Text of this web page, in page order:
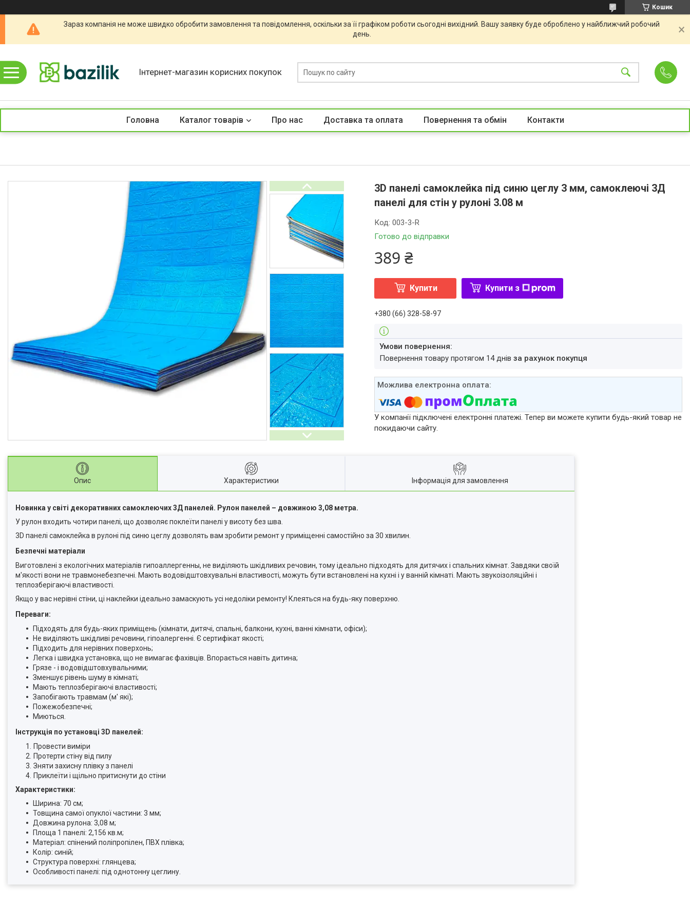
Кошик
Зараз компанія не може швидко обробити замовлення та повідомлення, оскільки за її графіком роботи сьогодні вихідний. Вашу заявку буде оброблено у найближчий робочий
день.
Інтернет-магазин корисних покупок
Головна Каталог товарів Про нас Доставка та оплата Повернення та обмін Контакти
3D панелі самоклейка під синю цеглу 3 мм, самоклеючі 3Д
панелі для стін у рулоні 3.08 м
Готово до відправки
Код:003-3-R
389 ₴
Купити Купити з
+380 (66) 328-58-97
повернення товару протягом 14 днівза рахунок покупця
У компанії підключені електронні платежі. Тепер ви можете купити будь-який товар не
покидаючи сайту.
Опис Характеристики Інформація для замовлення
Новинка у світі декоративних самоклеючих 3Д панелей. Рулон панелей – довжиною 3,08 метра.
У рулон входить чотири панелі, що дозволяє поклеїти панелі у висоту без шва.
3D панелі самоклейка в рулоні під синю цеглу дозволять вам зробити ремонт у приміщенні самостійно за 30 хвилин.
Безпечні матеріали
Виготовлені з екологічних матеріалів гипоаллергенны, не виділяють шкідливих речовин, тому ідеально підходять для дитячих і спальних кімнат. Завдяки своїй
м'якості вони не травмонебезпечні. Мають водовідштовхувальні властивості, можуть бути встановлені на кухні і у ванній кімнаті. Мають звукоізоляційні і
теплозберігаючі властивості.
Якщо у вас нерівні стіни, ці наклейки ідеально замаскують усі недоліки ремонту! Клеяться на будь-яку поверхню.
Переваги:
Підходять для будь-яких приміщень (кімнати, дитячі, спальні, балкони, кухні, ванні кімнати, офіси);
Не виділяють шкідливі речовини, гіпоалергенні. Є сертифікат якості;
Підходить для нерівних поверхонь;
Легка і швидка установка, що не вимагає фахівців. Впорається навіть дитина;
Грязе - і водовідштовхувальними;
Зменшує рівень шуму в кімнаті;
Мають теплозберігаючі властивості;
Запобігають травмам (м' які);
Пожежобезпечні;
Миються.
Інструкція по установці 3D панелей:
Провести виміри
Протерти стіну від пилу
Зняти захисну плівку з панелі
Приклеїти і щільно притиснути до стіни
Характеристики:
Ширина: 70 см;
Товщина самої опуклої частини: 3 мм;
Довжина рулона: 3,08 м;
Площа 1 панелі: 2,156 кв.м;
Матеріал: спінений поліпропілен, ПВХ плівка;
Колір: синій;
Структура поверхні: глянцева;
Особливості панелі: під однотонну цеглину.